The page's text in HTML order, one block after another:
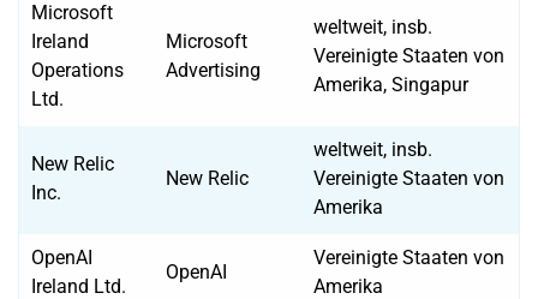
Microsoft
Ireland
Operations
Ltd.
Microsoft
Advertising
weltweit, insb.
Vereinigte Staaten von
Amerika, Singapur
New Relic
Inc.
New Relic
weltweit, insb.
Vereinigte Staaten von
Amerika
OpenAI
Ireland Ltd.
OpenAI
Vereinigte Staaten von
Amerika